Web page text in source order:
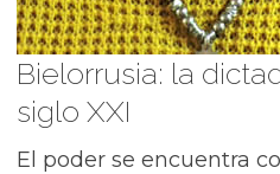
Bielorrusia: la
siglo XXI
El poder se encuentra